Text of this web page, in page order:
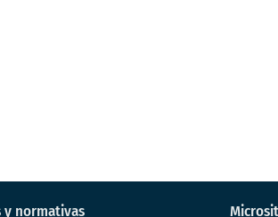
y normativas